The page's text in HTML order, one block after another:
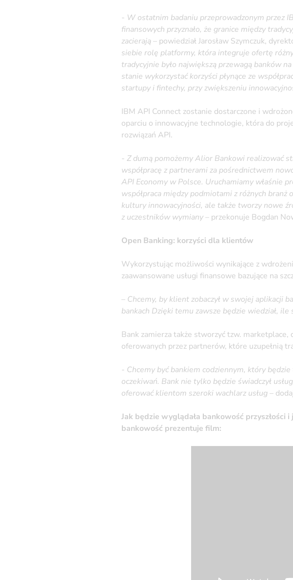
- W ostatnim badaniu przeprowadzonym przez
finansowych przyznało, że granice między
zacierają – powiedział Jarosław Szymczuk,
siebie rolę platformy, która integruje ofertę
tradycyjnie było największą przewagą banków
stanie wykorzystać korzyści płynące ze
startupy i fintechy, przy zwiększeniu
IBM API Connect zostanie dostarczone i
oparciu o innowacyjne technologie, która do
rozwiązań API.
-Z dumą pomożemy Alior Bankowi realizować
współpracę z partnerami za pośrednictwem
API Economy w Polsce. Uruchamiamy właśnie
współpraca między podmiotami z różnych
kultury innowacyjności, ale także tworzy nowe
z uczestników wymiany– przekonuje Bogdan
Open Banking: korzyści dla klientów
Wykorzystując możliwości wynikające z
zaawansowane usługi finansowe bazujące na
– Chcemy, by klient zobaczył w swojej aplikacji
bankach Dzięki temu zawsze będzie wiedział,
Bank zamierza także stworzyć tzw.
oferowanych przez partnerów, które uzupełnią
- Chcemy być bankiem codziennym, który
oczekiwań. Bank nie tylko będzie świadczył
oferować klientom szeroki wachlarz usług–
Jak będzie wyglądała bankowość
bankowość prezentuje film: